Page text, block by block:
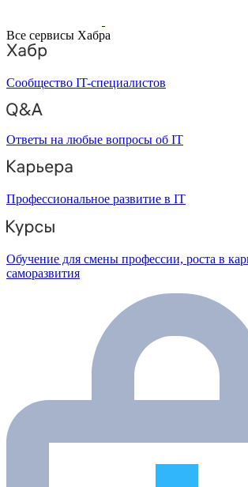
Все сервисы Хабра
Сообщество IT-специалистов
Ответы на любые вопросы об IT
Профессиональное развитие в IT
Обучение для смены профессии, роста в
саморазвития